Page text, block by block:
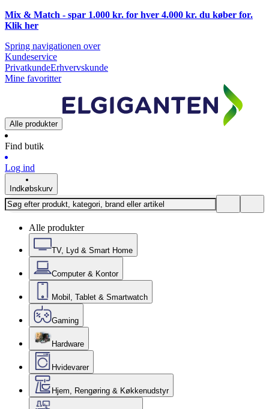
Mix & Match - spar 1.000 kr. for hver 4.000 kr. du køber for.
Klik her
Spring navigationen over
Kundeservice
PrivatkundeErhvervskunde
Mine favoritter
Alle produkter
Find butik
Log ind
Indkøbskurv
Alle produkter
TV, Lyd & Smart Home
Computer & Kontor
Mobil, Tablet & Smartwatch
Gaming
Hardware
Hvidevarer
Hjem, Rengøring & Køkkenudstyr